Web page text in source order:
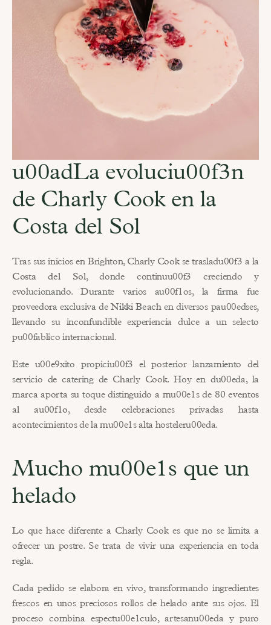
u00adLa evoluciu00f3n
de Charly Cook en la
Costa del Sol
Costa del Sol, donde continuu00f3 creciendo y
evolucionando. Durante varios au00f1os, la firma fue
proveedora exclusiva de Nikki Beach en diversos pau00edses,
llevando su inconfundible experiencia dulce a un selecto
pu00fablico internacional.
Este u00e9xito propiciu00f3 el posterior lanzamiento del
servicio de catering de Charly Cook. Hoy en du00eda, la
marca aporta su toque distinguido a mu00e1s de 80 eventos
al au00f1o, desde celebraciones privadas hasta
acontecimientos de la mu00e1s alta hosteleru00eda.
Mucho mu00e1s que un
helado
Lo que hace diferente a Charly Cook es que no se limita a
ofrecer un postre. Se trata de vivir una experiencia en toda
regla.
Cada pedido se elabora en vivo, transformando ingredientes
frescos en unos preciosos rollos de helado ante sus ojos. El
proceso combina espectu00e1culo, artesanu00eda y puro